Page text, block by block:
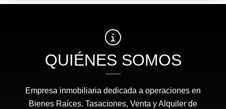
QUIÉNES SOMOS
Empresa inmobiliaria dedicada a operaciones en
Bienes Raíces. Tasaciones, Venta y Alquiler de